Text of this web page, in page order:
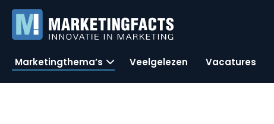
Marketingthema’s Veelgelezen Vacatures